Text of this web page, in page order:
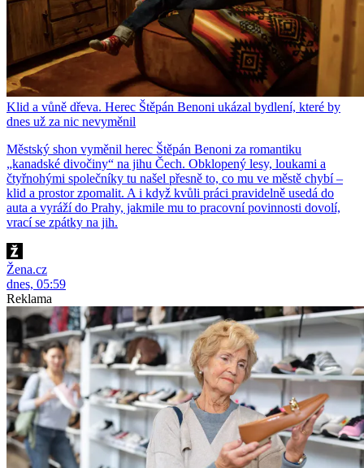
Klid a vůně dřeva. Herec Štěpán Benoni ukázal bydlení, které by
dnes už za nic nevyměnil
Městský shon vyměnil herec Štěpán Benoni za romantiku
„kanadské divočiny“ na jihu Čech. Obklopený lesy, loukami a
čtyřnohými společníky tu našel přesně to, co mu ve městě chybí –
klid a prostor zpomalit. A i když kvůli práci pravidelně usedá do
auta a vyráží do Prahy, jakmile mu to pracovní povinnosti dovolí,
vrací se zpátky na jih.
Žena.cz
dnes, 05:59
Reklama